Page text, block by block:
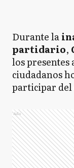
Durante la
partidario,
los presentes
ciudadanos
participar del
Ads